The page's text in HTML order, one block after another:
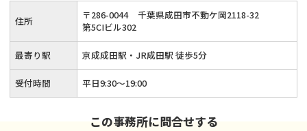
す。借金問題でお困りの方は、お気軽に当事務所までご相談く
ださい。
住所 〒286-0044
千葉県成田市不動ケ岡2118-32
第5CIビル302
最寄り駅 京成成田駅・JR成田駅 徒歩5分
受付時間 平日9:30〜19:00
この事務所に問合せする